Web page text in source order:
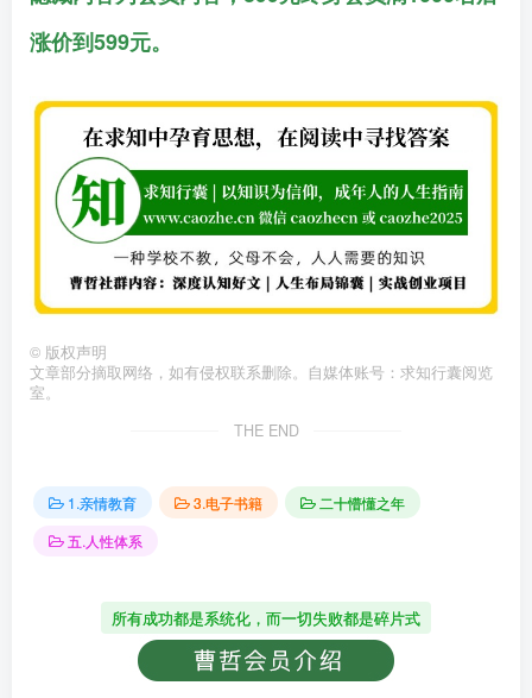
涨价到599元。
© 版权声明
文章部分摘取网络，如有侵权联系删除。自媒体账号：求知行囊阅览
室。
THE END
1.亲情教育 3.电子书籍
二十懵懂之年
五.人性体系
所有成功都是系统化，而一切失败都是碎片式